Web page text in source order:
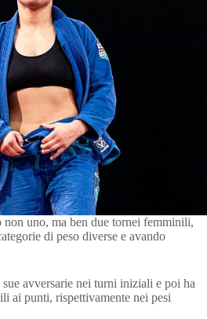
non uno, ma ben due tornei femminili,
di peso diverse e avando
avversarie nei turni iniziali e poi ha
ai punti, rispettivamente nei pesi